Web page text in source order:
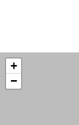
+
−